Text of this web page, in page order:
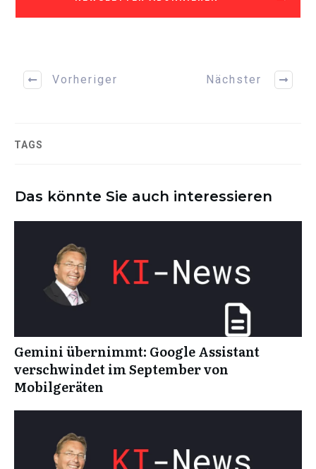
Vorheriger Nächster
TAGS
Das könnte Sie auch interessieren
Gemini übernimmt: Google Assistant
verschwindet im September von
Mobilgeräten